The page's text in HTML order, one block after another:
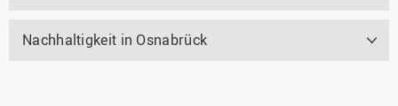
Nachhaltigkeit in Osnabrück